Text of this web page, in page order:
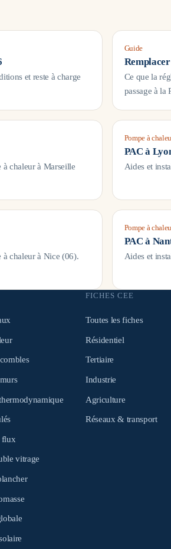
et reste à charge
Guide
Ce que la
passage à la
chaleur à Marseille
Pompe à
PAC à
Aides et
chaleur à Nice (06).
Pompe à
PAC à
Aides et
flux
vitrage
FICHES CEE
Toutes les fiches
Résidentiel
Tertiaire
Industrie
Agriculture
Réseaux & transport